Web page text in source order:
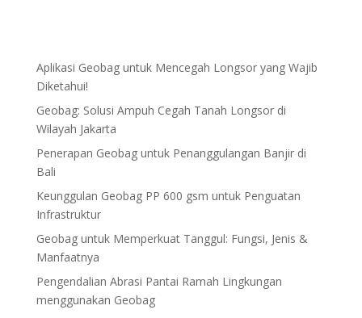
Aplikasi Geobag untuk Mencegah Longsor yang Wajib
Diketahui!
Geobag: Solusi Ampuh Cegah Tanah Longsor di
Wilayah Jakarta
Penerapan Geobag untuk Penanggulangan Banjir di
Bali
Keunggulan Geobag PP 600 gsm untuk Penguatan
Infrastruktur
Geobag untuk Memperkuat Tanggul: Fungsi, Jenis &
Manfaatnya
Pengendalian Abrasi Pantai Ramah Lingkungan
menggunakan Geobag